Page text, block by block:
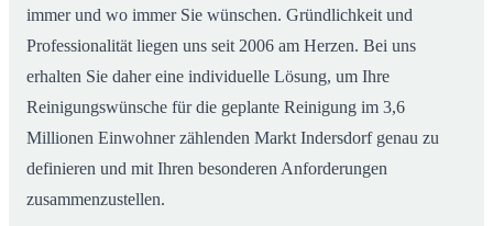
immer und wo immer Sie wünschen. Gründlichkeit und
Professionalität liegen uns seit 2006 am Herzen. Bei uns
erhalten Sie daher eine individuelle Lösung, um Ihre
Reinigungswünsche für die geplante Reinigung im 3,6
Millionen Einwohner zählenden Markt Indersdorf genau zu
definieren und mit Ihren besonderen Anforderungen
zusammenzustellen.